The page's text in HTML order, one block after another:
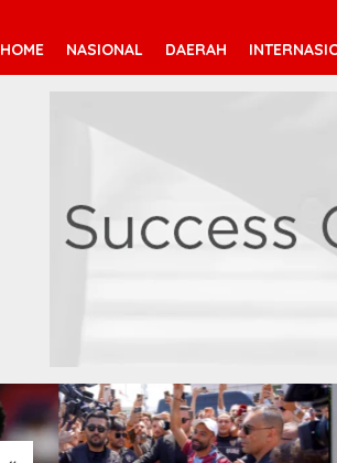
HOME NASIONAL DAERAH